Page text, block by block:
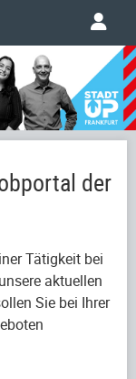
der
Tätigkeit bei
aktuellen
Sie bei Ihrer